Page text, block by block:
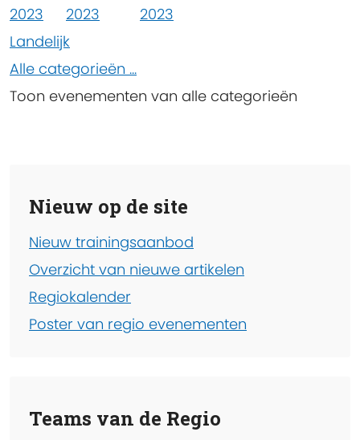
2023 2023
2023
Landelijk
Alle categorieën ...
Toon evenementen van alle categorieën
Nieuw op de site
Nieuw trainingsaanbod
Overzicht van nieuwe artikelen
Regiokalender
Poster van regio evenementen
Teams van de Regio